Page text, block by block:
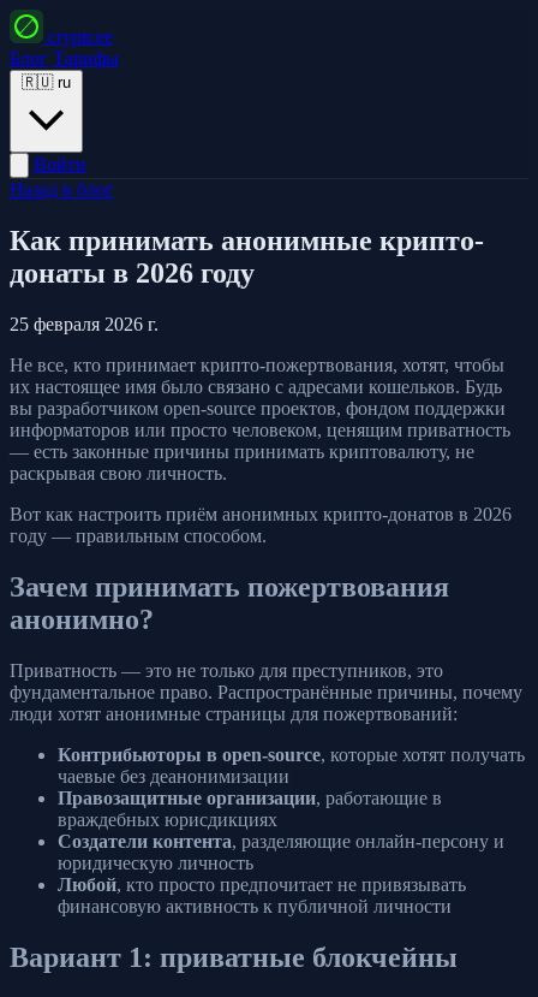
cryptr.ee
Блог Тарифы
🇷🇺 ru
Войти
Назад в блог
Как принимать анонимные крипто-
донаты в 2026 году
25 февраля 2026 г.
Не все, кто принимает крипто-пожертвования, хотят, чтобы
их настоящее имя было связано с адресами кошельков. Будь
вы разработчиком open-source проектов, фондом поддержки
информаторов или просто человеком, ценящим приватность
— есть законные причины принимать криптовалюту, не
раскрывая свою личность.
Вот как настроить приём анонимных крипто-донатов в 2026
году — правильным способом.
Зачем принимать пожертвования
анонимно?
Приватность — это не только для преступников, это
фундаментальное право. Распространённые причины, почему
люди хотят анонимные страницы для пожертвований:
Контрибьюторы в open-source, которые хотят получать
чаевые без деанонимизации
Правозащитные организации, работающие в
враждебных юрисдикциях
Создатели контента, разделяющие онлайн-персону и
юридическую личность
Любой, кто просто предпочитает не привязывать
финансовую активность к публичной личности
Вариант 1: приватные блокчейны